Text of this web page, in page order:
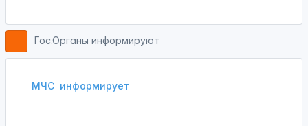
Гос.Органы информируют
МЧС информирует